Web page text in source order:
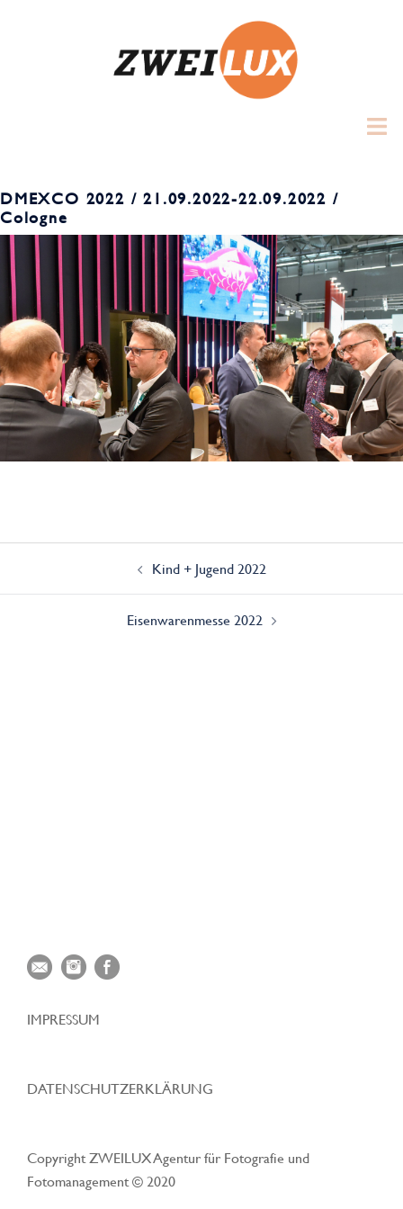
menu
DMEXCO 2022 / 21.09.2022-22.09.2022 /
Cologne
Beitrags-
Kind + Jugend 2022
Eisenwarenmesse 2022
IMPRESSUM
DATENSCHUTZERKLÄRUNG
Copyright ZWEILUX Agentur für Fotografie und
Fotomanagement © 2020